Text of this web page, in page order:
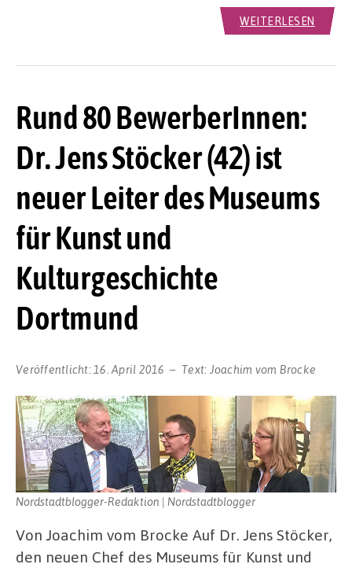
WEITERLESEN
Rund 80 BewerberInnen:
Dr. Jens Stöcker (42) ist
neuer Leiter des Museums
für Kunst und
Kulturgeschichte
Dortmund
Veröffentlicht: 16. April 2016 Text: Joachim vom Brocke
Nordstadtblogger-Redaktion | Nordstadtblogger
Von Joachim vom Brocke Auf Dr. Jens Stöcker,
den neuen Chef des Museums für Kunst und